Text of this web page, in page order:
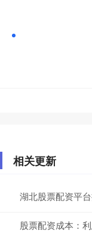
相关更新
湖北股票配资平
股票配资成本：